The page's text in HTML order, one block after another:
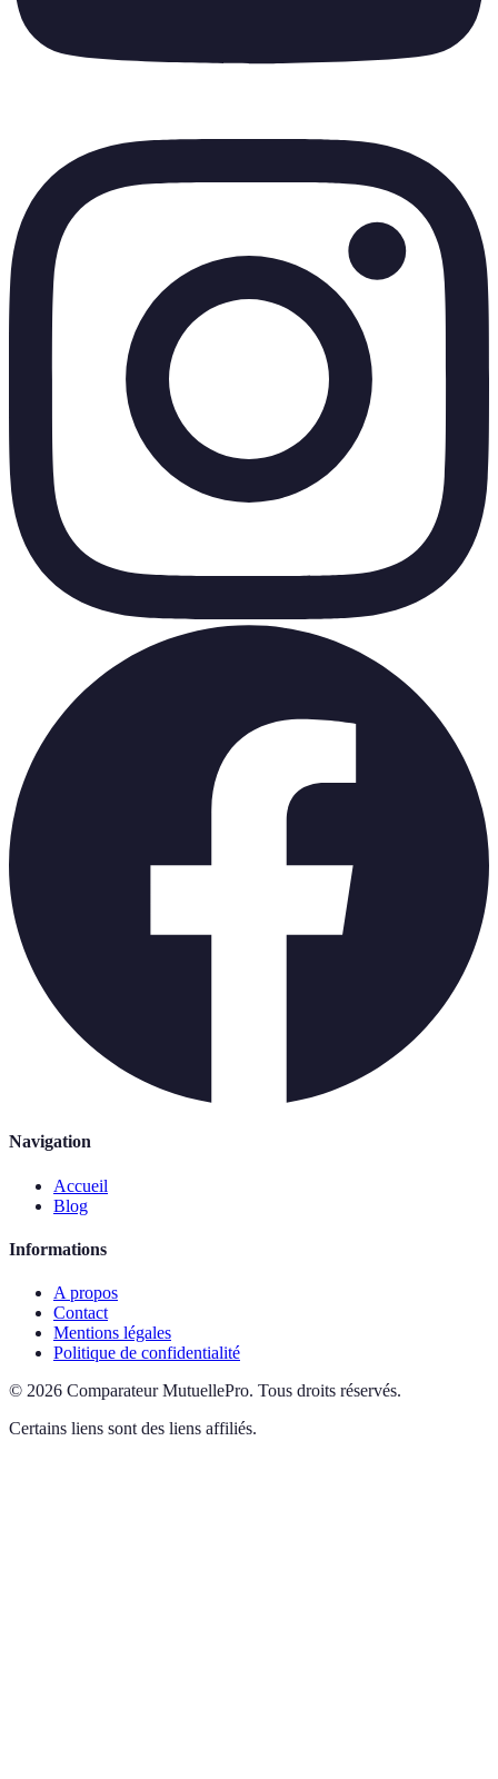
Navigation
Accueil
Blog
Informations
A propos
Contact
Mentions légales
Politique de confidentialité
© 2026 Comparateur MutuellePro. Tous droits réservés.
Certains liens sont des liens affiliés.